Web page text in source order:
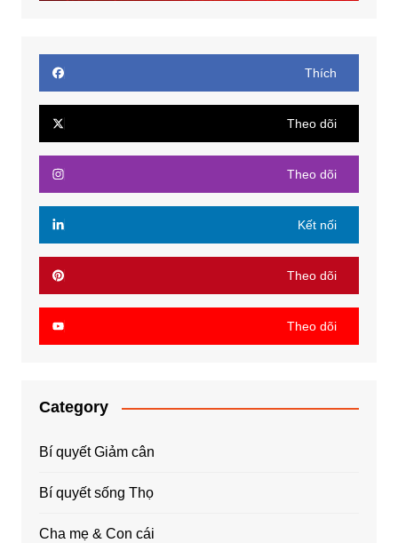
Thích
Theo dõi
Theo dõi
Kết nối
Theo dõi
Theo dõi
Category
Bí quyết Giảm cân
Bí quyết sống Thọ
Cha mẹ & Con cái